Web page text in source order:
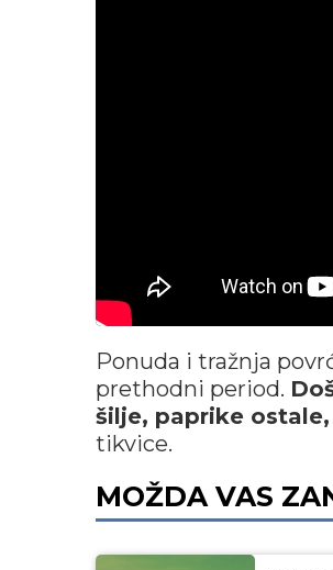
Ponuda i tražnja
prethodni period.
šilje, paprike
tikvice.
MOŽDA VAS